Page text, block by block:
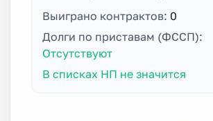
Выиграно контрактов: 0
Долги по приставам (ФССП):
Отсутствуют
В списках НП не значится